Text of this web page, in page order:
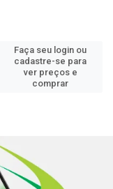
Faça seu login ou
cadastre-se para
ver preços e
comprar